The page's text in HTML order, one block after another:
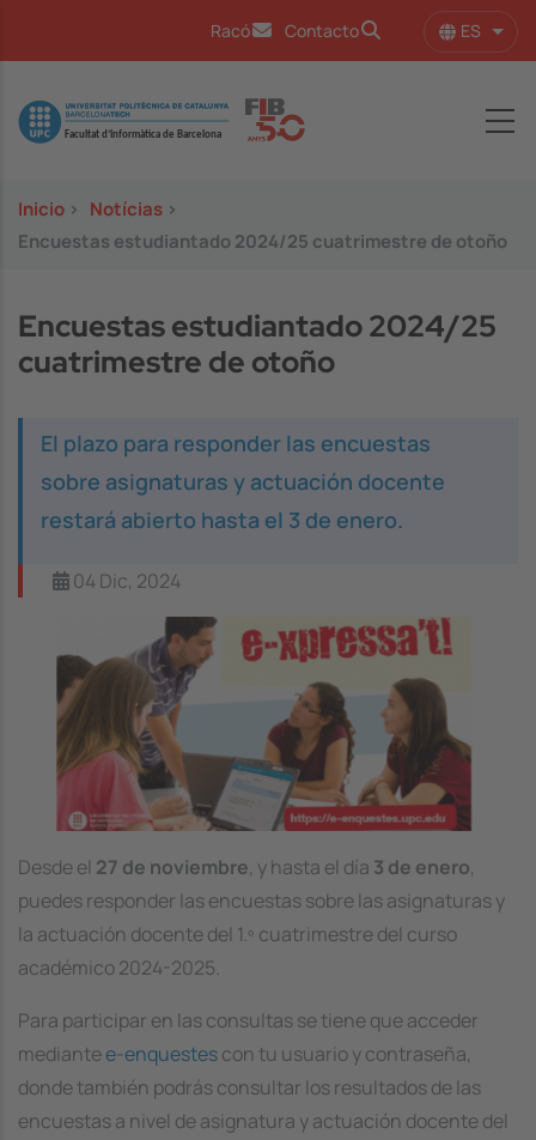
Racó Contacto ES
Image
Inicio > Notícias >
Encuestas estudiantado 2024/25 cuatrimestre de otoño
Encuestas estudiantado 2024/25
cuatrimestre de otoño
El plazo para responder las encuestas
sobre asignaturas y actuación docente
restará abierto hasta el 3 de enero.
04 Dic, 2024
Desde el 27 de noviembre, y hasta el día 3 de enero,
puedes responder las encuestas sobre las asignaturas y
la actuación docente del 1.º cuatrimestre del curso
académico 2024-2025.
Para participar en las consultas se tiene que acceder
mediantee-enquestescon tu usuario y contraseña,
donde también podrás consultar los resultados de las
encuestas a nivel de asignatura y actuación docente del